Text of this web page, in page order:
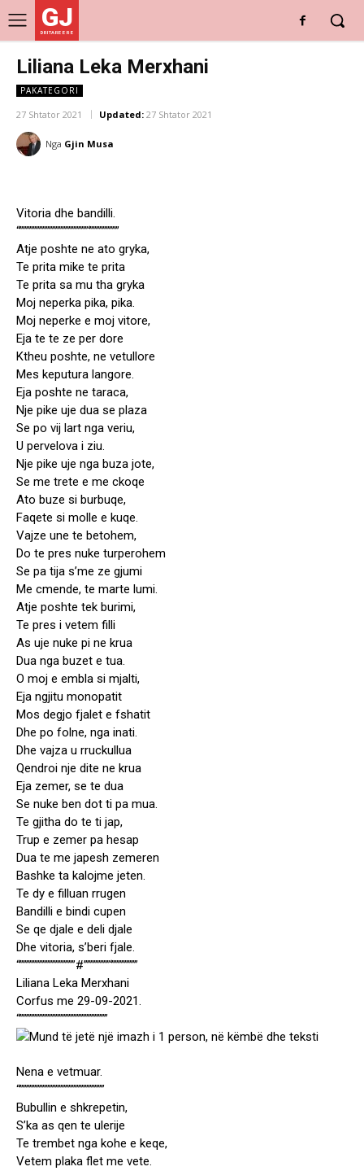
GJ
DRITARE E RE
Liliana Leka Merxhani
PAKATEGORI
27 Shtator 2021 Updated: 27 Shtator 2021
Nga Gjin Musa
Vitoria dhe bandilli.
“”””””””””””””””””””””‘”””””””””
Atje poshte ne ato gryka,
Te prita mike te prita
Te prita sa mu tha gryka
Moj neperka pika, pika.
Moj neperke e moj vitore,
Eja te te ze per dore
Ktheu poshte, ne vetullore
Mes keputura langore.
Eja poshte ne taraca,
Nje pike uje dua se plaza
Se po vij lart nga veriu,
U pervelova i ziu.
Nje pike uje nga buza jote,
Se me trete e me ckoqe
Ato buze si burbuqe,
Faqete si molle e kuqe.
Vajze une te betohem,
Do te pres nuke turperohem
Se pa tija s’me ze gjumi
Me cmende, te marte lumi.
Atje poshte tek burimi,
Te pres i vetem filli
As uje nuke pi ne krua
Dua nga buzet e tua.
O moj e embla si mjalti,
Eja ngjitu monopatit
Mos degjo fjalet e fshatit
Dhe po folne, nga inati.
Dhe vajza u rruckullua
Qendroi nje dite ne krua
Eja zemer, se te dua
Se nuke ben dot ti pa mua.
Te gjitha do te ti jap,
Trup e zemer pa hesap
Dua te me japesh zemeren
Bashke ta kalojme jeten.
Te dy e filluan rrugen
Bandilli e bindi cupen
Se qe djale e deli djale
Dhe vitoria, s’beri fjale.
“”””””””””””””””””#””””””””‘””””””””
Liliana Leka Merxhani
Corfus me 29-09-2021.
“”””””””””””””””””””””””””””
Nena e vetmuar.
“””””””””””””””””””””””””””
Bubullin e shkrepetin,
S’ka as qen te ulerije
Te trembet nga kohe e keqe,
Vetem plaka flet me vete.